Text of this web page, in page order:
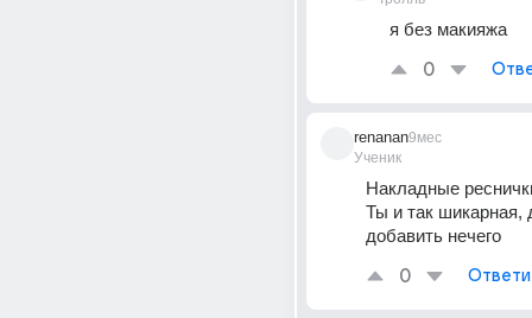
я без макияжа
0
renanan
Ученик
9мес
Накладные
Ты и так шикарная,
добавить нечего
0